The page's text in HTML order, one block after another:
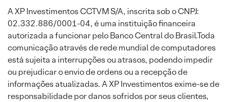
A XP Investimentos CCTVM S/A, inscrita sob o CNPJ:
02.332.886/0001-04, é uma instituição financeira
autorizada a funcionar pelo Banco Central do Brasil.Toda
comunicação através de rede mundial de computadores
está sujeita a interrupções ou atrasos, podendo impedir
ou prejudicar o envio de ordens ou a recepção de
informações atualizadas. A XP Investimentos exime-se de
responsabilidade por danos sofridos por seus clientes,